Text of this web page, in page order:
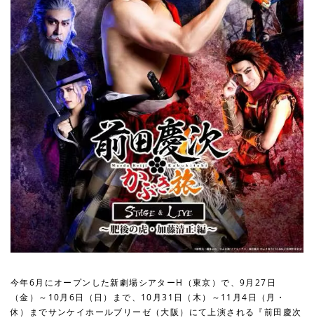
今年6月にオープンした新劇場シアターH（東京）で、9月27日
（金）～10月6日（日）まで、10月31日（木）～11月4日（月・
休）までサンケイホールブリーゼ（大阪）にて上演される『前田慶次